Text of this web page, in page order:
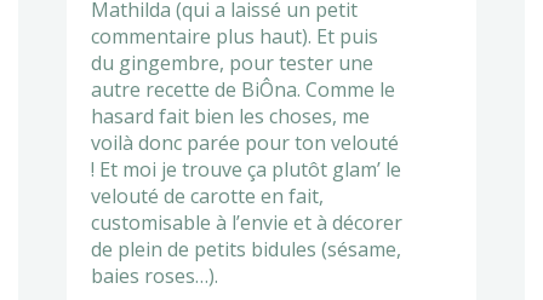
Mathilda (qui a laissé un petit
commentaire plus haut). Et puis
du gingembre, pour tester une
autre recette de BiÔna. Comme le
hasard fait bien les choses, me
voilà donc parée pour ton velouté
! Et moi je trouve ça plutôt glam’ le
velouté de carotte en fait,
customisable à l’envie et à décorer
de plein de petits bidules (sésame,
baies roses…).